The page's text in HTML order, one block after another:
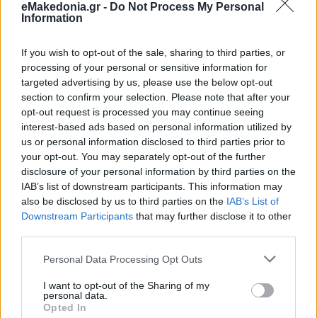
eMakedonia.gr - Do Not Process My Personal
Information
If you wish to opt-out of the sale, sharing to third parties, or
processing of your personal or sensitive information for
targeted advertising by us, please use the below opt-out
section to confirm your selection. Please note that after your
opt-out request is processed you may continue seeing
interest-based ads based on personal information utilized by
us or personal information disclosed to third parties prior to
your opt-out. You may separately opt-out of the further
disclosure of your personal information by third parties on the
IAB’s list of downstream participants. This information may
also be disclosed by us to third parties on the IAB’s List of
Downstream Participants that may further disclose it to other
Please note that this website/app uses one or more Google
not limited to your visit or usage behaviour. You may click to
grant or deny consent to Google and its third-party tags to
use your data for below specified purposes in below Google
Personal Data Processing Opt Outs
I want to opt-out of the Sharing of my
personal data.
Opted In